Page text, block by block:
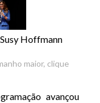
Hoffmann
maior, clique
avançou